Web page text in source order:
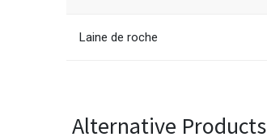
Laine de roche
Alternative Products